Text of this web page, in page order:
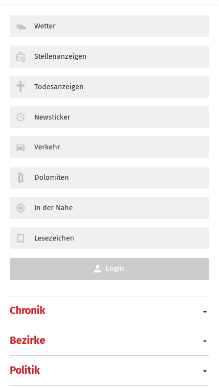
Chronik
Bezirke
Politik
Wetter
Stellenanzeigen
Todesanzeigen
Newsticker
Verkehr
Dolomiten
In der Nähe
Lesezeichen
Login